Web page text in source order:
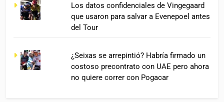
Los datos confidenciales de Vingegaard
que usaron para salvar a Evenepoel antes
del Tour
¿Seixas se arrepintió? Habría firmado un
costoso precontrato con UAE pero ahora
no quiere correr con Pogacar